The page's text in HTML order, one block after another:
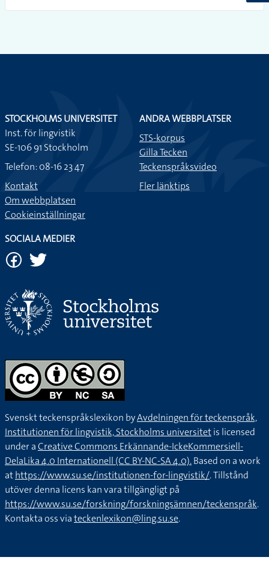
STOCKHOLMS UNIVERSITET
Inst. för lingvistik
SE-106 91 Stockholm
Telefon: 08-16 23 47
Kontakt
Om webbplatsen
Cookieinställningar
ANDRA WEBBPLATSER
STS-korpus
Gilla Tecken
Teckenspråksvideo
Fler länktips
SOCIALA MEDIER
Svenskt teckenspråkslexikon byAvdelningen för teckenspråk,
Institutionen för lingvistik, Stockholms universitetis licensed
under aCreative Commons Erkännande-IckeKommersiell-
DelaLika 4.0 Internationell (CC BY-NC-SA 4.0).Based on a work
athttps://www.su.se/institutionen-for-lingvistik/. Tillstånd
utöver denna licens kan vara tillgängligt på
https://www.su.se/forskning/forskningsämnen/teckenspråk.
Kontakta oss viateckenlexikon@ling.su.se.